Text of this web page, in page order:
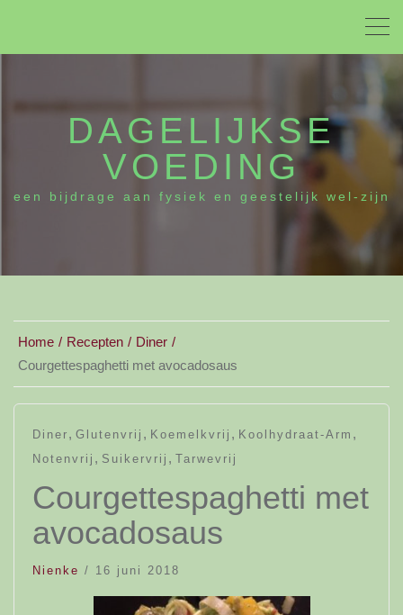
DAGELIJKSE
VOEDING
een bijdrage aan fysiek en geestelijk wel-zijn
Home Recepten
Diner
Courgettespaghetti met avocadosaus
Diner , Glutenvrij , Koemelkvrij , Koolhydraat-Arm ,
Notenvrij , Suikervrij , Tarwevrij
Courgettespaghetti met
avocadosaus
Nienke / 16 juni 2018